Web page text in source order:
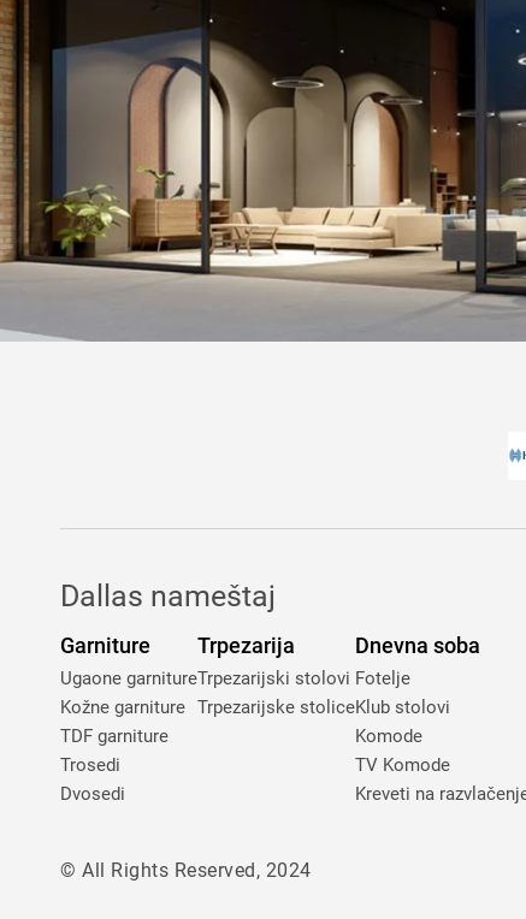
Dallas nameštaj
Garniture
Ugaone garniture
Kožne garniture
TDF garniture
Trosedi
Dvosedi
Trpezarija
Trpezarijski stolovi
Trpezarijske stolice
Dnevna soba
Fotelje
Klub stolovi
Komode
TV Komode
Kreveti na
© All Rights Reserved, 2024